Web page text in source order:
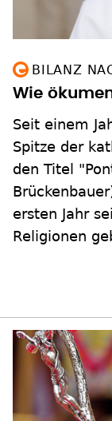
BILANZ
Wie
Seit einem
Spitze der
den Titel
ersten Jahr
Religionen